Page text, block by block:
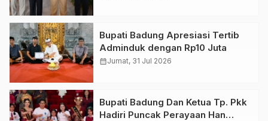
Bupati Badung Apresiasi Tertib
Adminduk dengan Rp10 Juta
calendar_monthJumat, 31 Jul 2026
Bupati Badung Dan Ketua Tp. Pkk
Hadiri Puncak Perayaan Han